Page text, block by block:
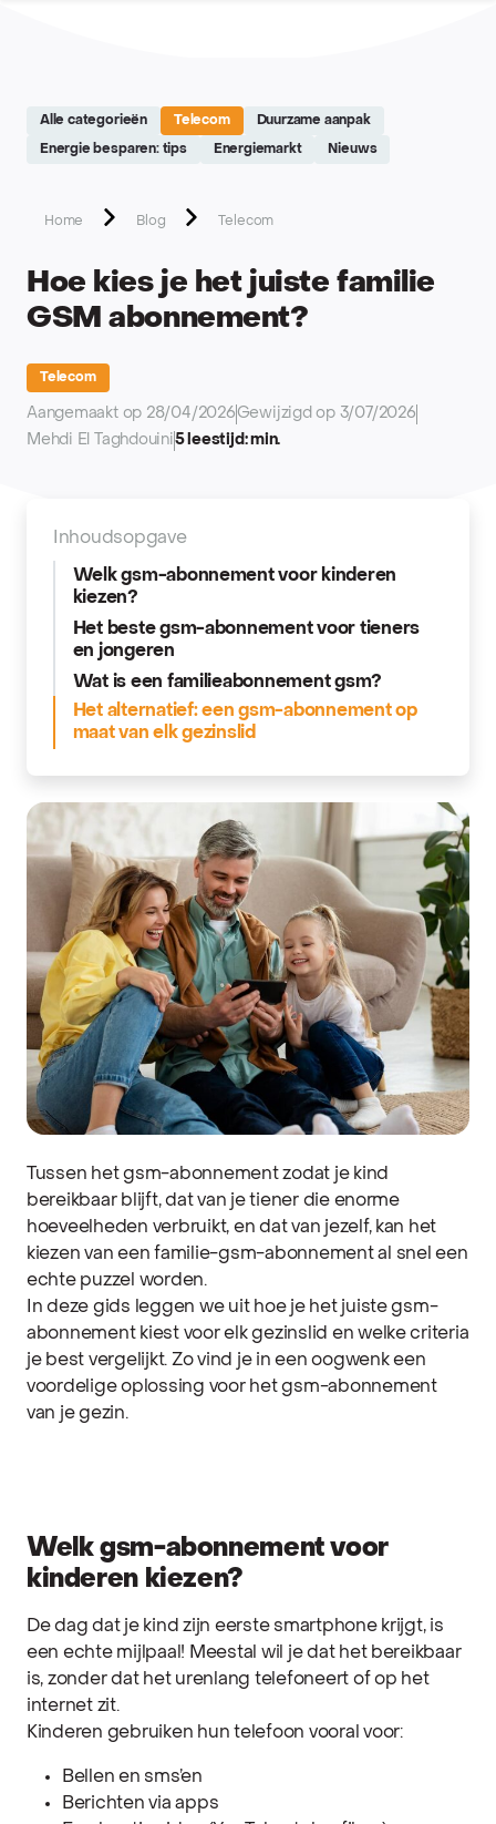
Alle categorieën Telecom Duurzame aanpak
Energie besparen: tips Energiemarkt Nieuws
Home Blog Telecom
Hoe kies je het juiste familie
GSM abonnement?
Telecom
Aangemaakt op 28/04/2026Gewijzigd op 3/07/2026
Mehdi El Taghdouini5 leestijd: min.
Inhoudsopgave
Welk gsm-abonnement voor kinderen
kiezen?
Het beste gsm-abonnement voor tieners
en jongeren
Wat is een familieabonnement gsm?
Het alternatief: een gsm-abonnement op
maat van elk gezinslid
Tussen het gsm-abonnement zodat je kind
bereikbaar blijft, dat van je tiener die enorme
hoeveelheden verbruikt, en dat van jezelf, kan het
kiezen van een familie-gsm-abonnement al snel een
echte puzzel worden.
In deze gids leggen we uit hoe je het juiste gsm-
abonnement kiest voor elk gezinslid en welke criteria
je best vergelijkt. Zo vind je in een oogwenk een
voordelige oplossing voor het gsm-abonnement
van je gezin.
Welk gsm-abonnement voor
kinderen kiezen?
De dag dat je kind zijn eerste smartphone krijgt, is
een echte mijlpaal! Meestal wil je dat het bereikbaar
is, zonder dat het urenlang telefoneert of op het
internet zit.
Kinderen gebruiken hun telefoon vooral voor:
Bellen en sms’en
Berichten via apps